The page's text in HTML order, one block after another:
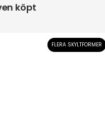
köpt
FLERA SKYLTFORMER